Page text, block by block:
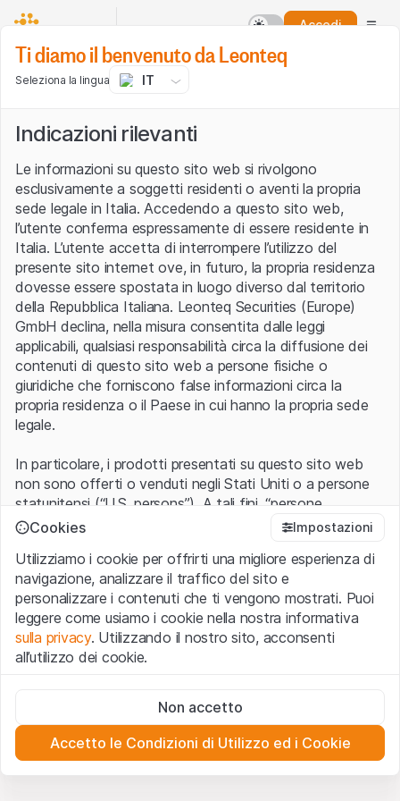
Accedi
Ti diamo il benvenuto da Leonteq
Seleziona la lingua IT
Indicazioni rilevanti
Le informazioni su questo sito web si rivolgono
esclusivamente a soggetti residenti o aventi la propria
sede legale in Italia. Accedendo a questo sito web,
l’utente conferma espressamente di essere residente in
Italia. L’utente accetta di interrompere l’utilizzo del
presente sito internet ove, in futuro, la propria residenza
dovesse essere spostata in luogo diverso dal territorio
della Repubblica Italiana. Leonteq Securities (Europe)
GmbH declina, nella misura consentita dalle leggi
applicabili, qualsiasi responsabilità circa la diffusione dei
contenuti di questo sito web a persone fisiche o
giuridiche che forniscono false informazioni circa la
propria residenza o il Paese in cui hanno la propria sede
legale.
In particolare, i prodotti presentati su questo sito web
non sono offerti o venduti negli Stati Uniti o a persone
statunitensi (“U.S. persons”). A tali fini, “persone
statunitensi” vanno intese nel significato ad esse ascritto
1933 che include le persone residenti negli Stati Uniti
d’America, le società per azioni e le altre forme societarie
americane.
Condizioni di utilizzo e informazioni legali
Con l’accesso al sito web (di seguito, il “Sito”) si dichiara
avvertenze importanti e le condizioni di utilizzo ivi rese
siano accettate, l’utente è tenuto ad interrompere
l’utilizzo del presente Sito.
Cookies Impostazioni
Utilizziamo i cookie per offrirti una migliore esperienza di
navigazione, analizzare il traffico del sito e
personalizzare i contenuti che ti vengono mostrati. Puoi
leggere come usiamo i cookie nella nostra informativa
sulla privacy. Utilizzando il nostro sito, acconsenti
all’utilizzo dei cookie.
Questi cookie sono necessari per il funzionamento del sito
web e non possono essere disattivati.
Cookie analitici
Questi cookie monitorano in forma anonima le interazioni
Non accetto
Accetto le Condizioni di Utilizzo ed i Cookie